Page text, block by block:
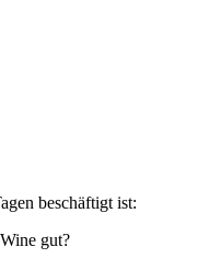
beschäftigt ist:
gut?